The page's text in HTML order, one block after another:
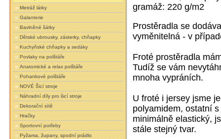
Metráž látky
Galanterie
Bavlněné šátky
Dětské ubrousky, zásterky, chňapky
Kuchyňské chňapky a sedáky
Povlaky na polštáře
Anatomické a relax polštáře
Pohankové polštáře
NOVÉ Šicí stroje
Náhradní díly pro šicí stroje
Dekorační sítě
Hračky
Sportovní potřeby
Pyžama, župany, spodní prádlo
gramáž: 220 g/m2
Prostěradla se
vyměnitelná - v
Froté prostěradla
Tudíž se vám
mnoha vypráních.
U froté i jersey jsme
polyamidem, ostatní
minimálně elastický,
stále stejný tvar.